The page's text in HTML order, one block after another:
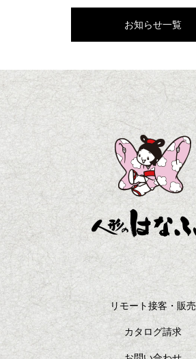
お知らせ一覧
リモート接客・販売
カタログ請求